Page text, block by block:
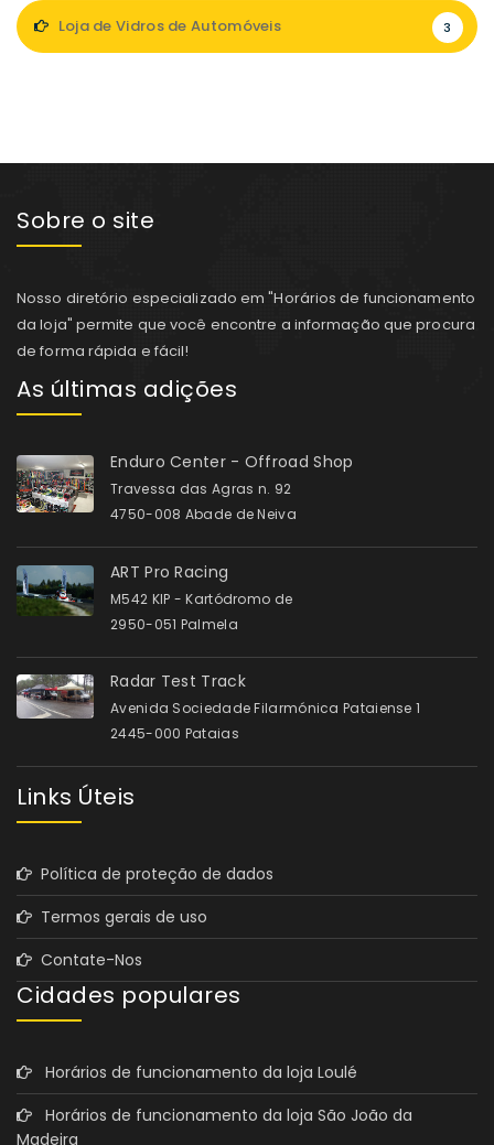
Loja de Vidros de Automóveis 3
Sobre o site
Nosso diretório especializado em "Horários de funcionamento
da loja" permite que você encontre a informação que procura
de forma rápida e fácil!
As últimas adições
Enduro Center - Offroad Shop
Travessa das Agras n. 92
4750-008 Abade de Neiva
ART Pro Racing
M542 KIP - Kartódromo de
2950-051 Palmela
Radar Test Track
Avenida Sociedade Filarmónica Pataiense 1
2445-000 Pataias
Links Úteis
Política de proteção de dados
Termos gerais de uso
Contate-Nos
Cidades populares
Horários de funcionamento da loja Loulé
Horários de funcionamento da loja São João da
Madeira